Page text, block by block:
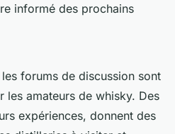
informé des prochains
forums de discussion sont
les amateurs de whisky. Des
expériences, donnent des